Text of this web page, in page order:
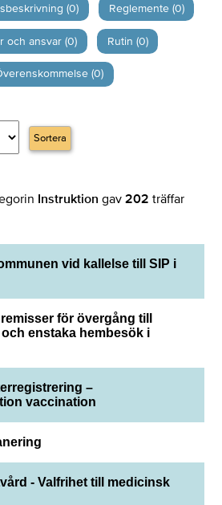
(0) Reglemente (0)
och ansvar (0) Rutin (0)
(0)
Sortera
Instruktion gav202 träffar
vid kallelse till SIP i
för övergång till
enstaka hembesök i
–
vaccination
- Valfrihet till medicinsk